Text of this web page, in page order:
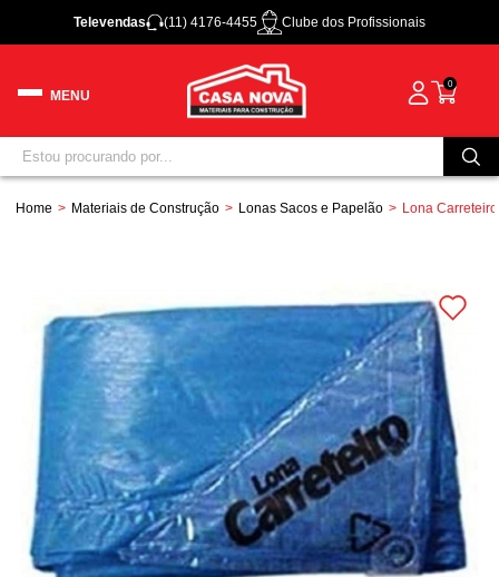
Televendas (11) 4176-4455 Clube dos Profissionais
0
Home Materiais de Construção Lonas Sacos e Papelão Lona